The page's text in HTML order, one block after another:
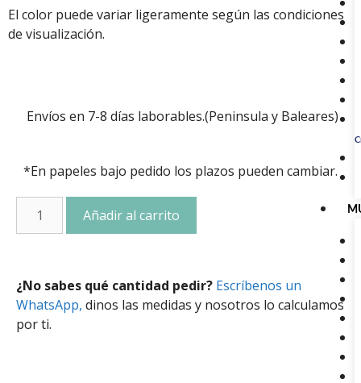
El color puede variar ligeramente según las condiciones
de visualización.
Envíos en 7-8 días laborables.(Peninsula y Baleares)
*En papeles bajo pedido los plazos pueden cambiar.
Añadir al carrito
¿No sabes qué cantidad pedir? Escríbenos un
WhatsApp, dinos las medidas y nosotros lo calculamos
por ti.